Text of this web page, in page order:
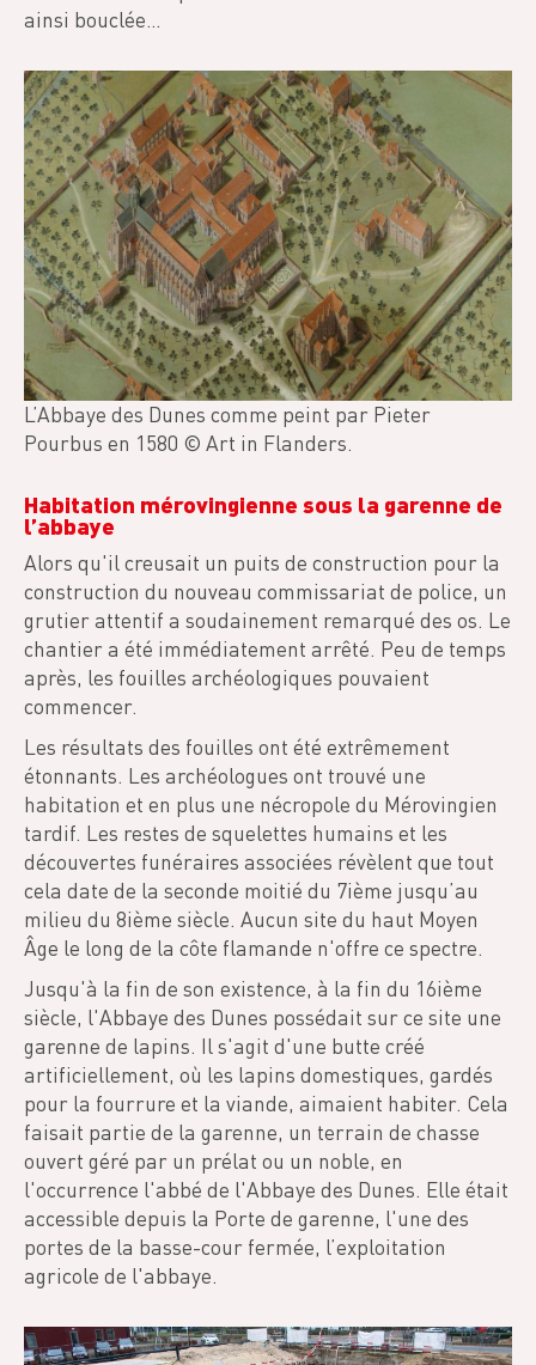
ainsi bouclée…
L’Abbaye des Dunes comme peint par Pieter
Pourbus en 1580 © Art in Flanders.
Habitation mérovingienne sous la garenne de
l’abbaye
Alors qu'il creusait un puits de construction pour la
construction du nouveau commissariat de police, un
grutier attentif a soudainement remarqué des os. Le
chantier a été immédiatement arrêté. Peu de temps
après, les fouilles archéologiques pouvaient
commencer.
Les résultats des fouilles ont été extrêmement
étonnants. Les archéologues ont trouvé une
habitation et en plus une nécropole du Mérovingien
tardif. Les restes de squelettes humains et les
découvertes funéraires associées révèlent que tout
cela date de la seconde moitié du 7ième jusqu’au
milieu du 8ième siècle. Aucun site du haut Moyen
Âge le long de la côte flamande n'offre ce spectre.
Jusqu'à la fin de son existence, à la fin du 16ième
siècle, l'Abbaye des Dunes possédait sur ce site une
garenne de lapins. Il s'agit d'une butte créé
artificiellement, où les lapins domestiques, gardés
pour la fourrure et la viande, aimaient habiter. Cela
faisait partie de la garenne, un terrain de chasse
ouvert géré par un prélat ou un noble, en
l'occurrence l'abbé de l'Abbaye des Dunes. Elle était
accessible depuis la Porte de garenne, l'une des
portes de la basse-cour fermée, l’exploitation
agricole de l'abbaye.